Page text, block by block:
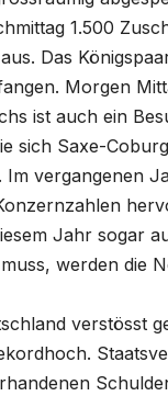
1.500
Das
Morgen
ist auch ein
sich Saxe-
vergangenen
Jahr sogar
werden die
verstösst